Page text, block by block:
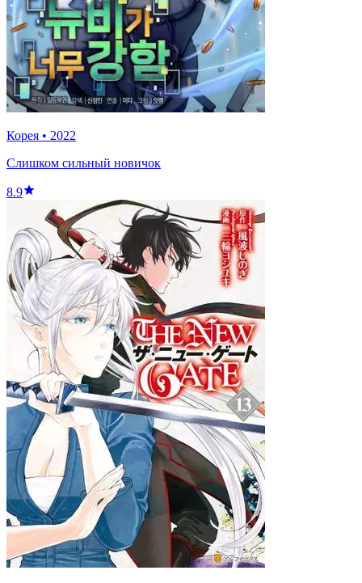
Корея • 2022
Слишком сильный новичок
8.9